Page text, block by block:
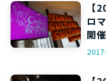
【
ロ
開